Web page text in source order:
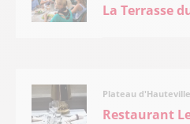
La Terrasse
Plateau d'Hauteville
Restaurant